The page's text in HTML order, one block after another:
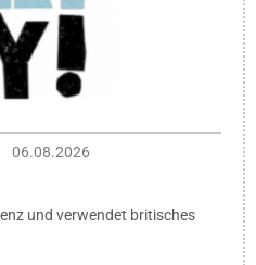
06.08.2026
und verwendet britisches